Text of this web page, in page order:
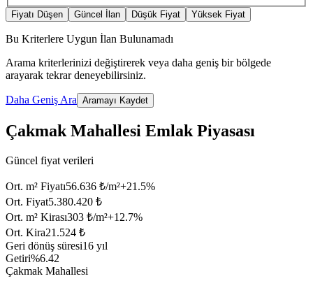
Fiyatı Düşen Güncel İlan Düşük Fiyat Yüksek Fiyat
Bu Kriterlere Uygun İlan Bulunamadı
Arama kriterlerinizi değiştirerek veya daha geniş bir bölgede
arayarak tekrar deneyebilirsiniz.
Daha Geniş Ara Aramayı Kaydet
Çakmak Mahallesi Emlak Piyasası
Güncel fiyat verileri
Ort. m² Fiyatı56.636 ₺/m²+21.5%
Ort. Fiyat5.380.420 ₺
Ort. m² Kirası303 ₺/m²+12.7%
Ort. Kira21.524 ₺
Geri dönüş süresi16 yıl
Getiri%6.42
Çakmak Mahallesi